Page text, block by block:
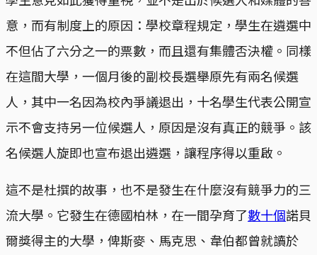
意，而有制度上的原因：學校章程規定，學生在遴選中
不但佔了六分之一的票數，而且還有集體否決權。同樣
在這間大學，一個月後的副校長選舉原先有兩名候選
人，其中一名因為校內爭議退出，十名學生代表公開宣
示不會支持另一位候選人，原因是沒有真正的競爭。該
名候選人旋即也宣布退出遴選，讓程序得以重啟。
這不是杜撰的故事，也不是發生在什麼沒有競爭力的三
流大學。它發生在德國柏林，在一間孕育了數十個諾貝
爾獎得主的大學，俾斯麥、馬克思、韋伯都曾就讀於